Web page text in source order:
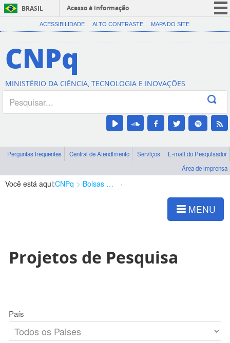
BRASIL
Acesso à informação
CORONAVÍRUS (COVID-19)
Canais
ACESSIBILIDADE ALTO CONTRASTE MAPA DO SITE
CNPq
MINISTÉRIO DA CIÊNCIA, TECNOLOGIA E INOVAÇÕES
Perguntas frequentes Central de Atendimento Serviços
E-mail do Pesquisador
Área de imprensa
Você está aqui:CNPq Bolsas e Auxílios Vigentes
MENU
Projetos de Pesquisa
País